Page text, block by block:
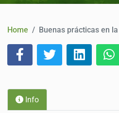
CONTACT
Home Buenas prácticas en
Info